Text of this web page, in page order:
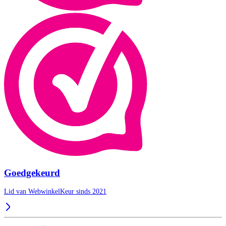
Goedgekeurd
Lid van WebwinkelKeur sinds 2021